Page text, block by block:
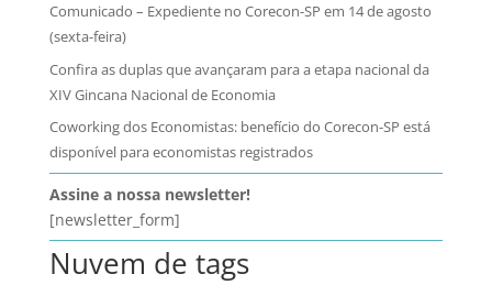
Comunicado – Expediente no Corecon-SP em 14 de agosto
(sexta-feira)
Confira as duplas que avançaram para a etapa nacional da
XIV Gincana Nacional de Economia
Coworking dos Economistas: benefício do Corecon-SP está
disponível para economistas registrados
Assine a nossa newsletter!
[newsletter_form]
Nuvem de tags